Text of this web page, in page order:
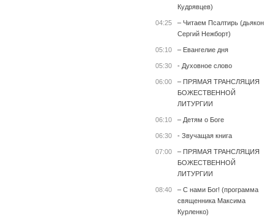
Кудрявцев)
04:25
– Читаем Псалтирь (дьякон
Сергий Нежборт)
05:10 – Евангелие дня
05:30 - Духовное слово
06:00
– ПРЯМАЯ ТРАНСЛЯЦИЯ
БОЖЕСТВЕННОЙ
ЛИТУРГИИ
06:10 – Детям о Боге
06:30 - Звучащая книга
07:00
– ПРЯМАЯ ТРАНСЛЯЦИЯ
БОЖЕСТВЕННОЙ
ЛИТУРГИИ
08:40
– С нами Бог! (программа
священника Максима
Курленко)